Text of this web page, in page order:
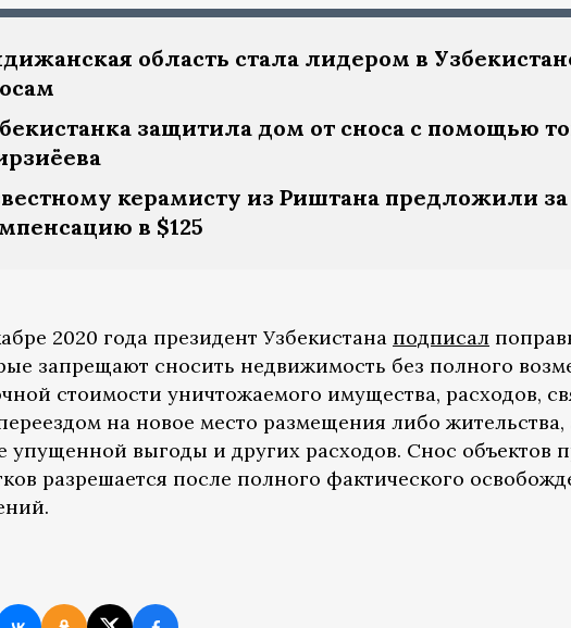
область стала лидером в
защитила дом от сноса с помощью
керамисту из Риштана предложили
в $125
2020 года президент Узбекистана подписал
запрещают сносить недвижимость без полного
стоимости уничтожаемого имущества, расходов,
на новое место размещения либо жительства,
упущенной выгоды и других расходов. Снос объектов
разрешается после полного фактического